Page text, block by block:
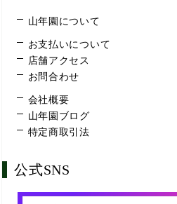
山年園について
お支払いについて
店舗アクセス
お問合わせ
会社概要
山年園ブログ
特定商取引法
公式SNS